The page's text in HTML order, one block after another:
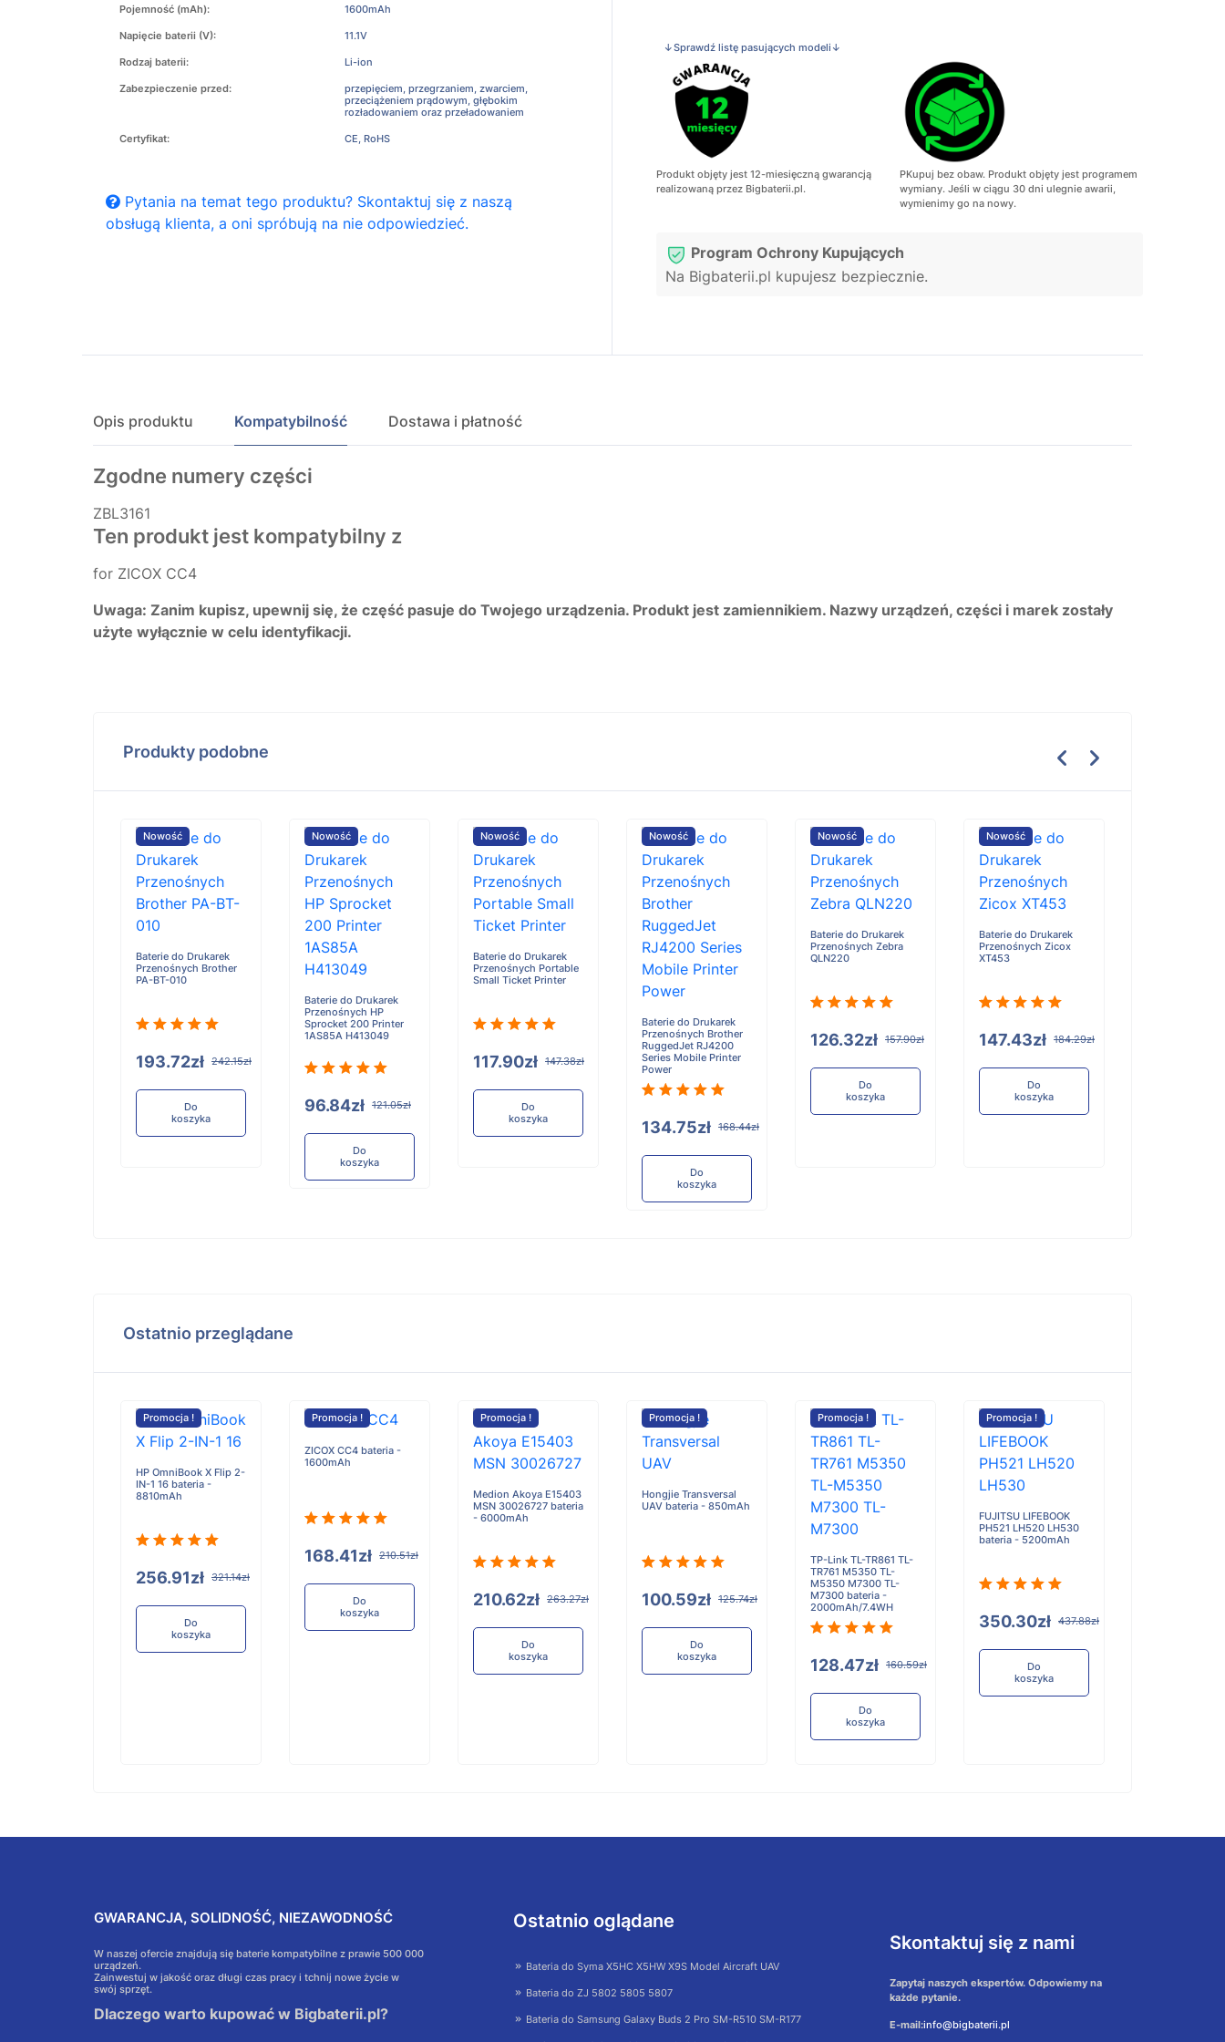
Pojemność (mAh): 1600mAh
Napięcie baterii (V): 11.1V
Rodzaj baterii: Li-ion
Zabezpieczenie przed:
przepięciem, przegrzaniem, zwarciem,
przeciążeniem prądowym, głębokim
rozładowaniem oraz przeładowaniem
Certyfikat: CE, RoHS
Pytania na temat tego produktu? Skontaktuj się z naszą
obsługą klienta, a oni spróbują na nie odpowiedzieć.
↓Sprawdź listę pasujących modeli↓
Produkt objęty jest 12-miesięczną gwarancją
realizowaną przez Bigbaterii.pl.
PKupuj bez obaw. Produkt objęty jest programem
wymiany. Jeśli w ciągu 30 dni ulegnie awarii,
wymienimy go na nowy.
Program Ochrony Kupujących
Na Bigbaterii.pl kupujesz bezpiecznie.
Opis produktu Kompatybilność Dostawa i płatność
Zgodne numery części
ZBL3161
Ten produkt jest kompatybilny z
for ZICOX CC4
Uwaga: Zanim kupisz, upewnij się, że część pasuje do Twojego urządzenia. Produkt jest zamiennikiem. Nazwy urządzeń, części i marek zostały
użyte wyłącznie w celu identyfikacji.
Produkty podobne
Nowość
Baterie do Drukarek
Przenośnych Brother
PA-BT-010
193.72zł 242.15zł
Do
koszyka
Nowość
Baterie do Drukarek
Przenośnych HP
Sprocket 200 Printer
1AS85A H413049
96.84zł 121.05zł
Do
koszyka
Nowość
Baterie do Drukarek
Przenośnych Portable
Small Ticket Printer
117.90zł 147.38zł
Do
koszyka
Nowość
Baterie do Drukarek
Przenośnych Brother
RuggedJet RJ4200
Series Mobile Printer
Power
134.75zł 168.44zł
Do
koszyka
Nowość
Baterie do Drukarek
Przenośnych Zebra
QLN220
126.32zł 157.90zł
Do
koszyka
Nowość
Baterie do Drukarek
Przenośnych Zicox
XT453
147.43zł 184.29zł
Do
koszyka
Ostatnio przeglądane
Promocja !
HP OmniBook X Flip 2-
IN-1 16 bateria -
8810mAh
256.91zł 321.14zł
Do
koszyka
Promocja !
ZICOX CC4 bateria -
1600mAh
168.41zł 210.51zł
Do
koszyka
Promocja !
Medion Akoya E15403
MSN 30026727 bateria
- 6000mAh
210.62zł 263.27zł
Do
koszyka
Promocja !
Hongjie Transversal
UAV bateria - 850mAh
100.59zł 125.74zł
Do
koszyka
Promocja !
TP-Link TL-TR861 TL-
TR761 M5350 TL-
M5350 M7300 TL-
M7300 bateria -
2000mAh/7.4WH
128.47zł 160.59zł
Do
koszyka
Promocja !
FUJITSU LIFEBOOK
PH521 LH520 LH530
bateria - 5200mAh
350.30zł 437.88zł
Do
koszyka
GWARANCJA, SOLIDNOŚĆ, NIEZAWODNOŚĆ
W naszej ofercie znajdują się baterie kompatybilne z prawie 500 000
urządzeń.
Zainwestuj w jakość oraz długi czas pracy i tchnij nowe życie w
swój sprzęt.
Dlaczego warto kupować w Bigbaterii.pl?
Ostatnio oglądane
Bateria do Syma X5HC X5HW X9S Model Aircraft UAV
Bateria do ZJ 5802 5805 5807
Bateria do Samsung Galaxy Buds 2 Pro SM-R510 SM-R177
Skontaktuj się z nami
Zapytaj naszych ekspertów. Odpowiemy na
każde pytanie.
E-mail:info@bigbaterii.pl